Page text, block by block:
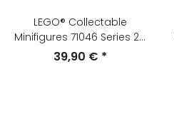
LEGO® Collectable
Minifigures 71046 Series 26
Space
39,90 € *